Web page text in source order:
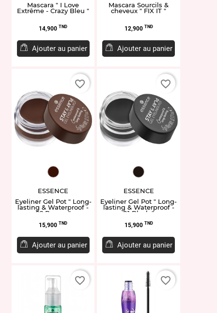
Mascara " I Love
Extrême - Crazy Bleu "
Prix
14,900 TND
Ajouter au panier
Mascara Sourcils &
cheveux " FIX IT "
Prix
12,900 TND
Ajouter au panier
EY944665.02
ESSENCE
Eyeliner Gel Pot " Long-
lasting & Waterproof -
02 Brown "
Prix
15,900 TND
Ajouter au panier
favorite_border
EY944664.01
ESSENCE
Eyeliner Gel Pot " Long-
lasting & Waterproof -
01 Black "
Prix
15,900 TND
Ajouter au panier
favorite_border
favorite_border favorite_border